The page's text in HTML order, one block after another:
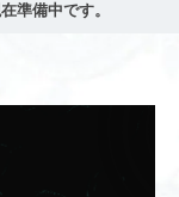
準備中です。